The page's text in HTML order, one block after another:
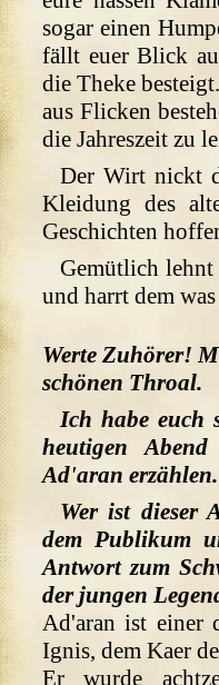
sogar einen
fällt euer Blick
die Theke
aus Flicken
die Jahreszeit zu
Der Wirt nickt
Kleidung des
Geschichten
Gemütlich lehnt
und harrt dem
Werte Zuhörer!
schönen Throal.
Ich habe euch
heutigen
Ad'aran erzählen.
Wer ist dieser
dem Publikum
Antwort zum
der jungen
Ad'aran ist einer
Ignis, dem Kaer
Er wurde